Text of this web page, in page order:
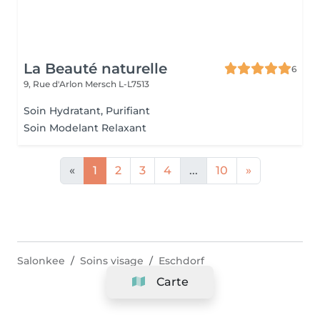
La Beauté naturelle
6
9, Rue d'Arlon Mersch L-L7513
Soin Hydratant, Purifiant
Soin Modelant Relaxant
« 1 2 3 4 ... 10 »
Carte
Salonkee Soins visage Eschdorf